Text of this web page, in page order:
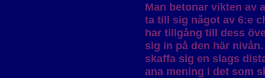
Man betonar vikten av
ta till sig något av 6:e
har tillgång till dess
sig in på den här
skaffa sig en slags
ana mening i det som